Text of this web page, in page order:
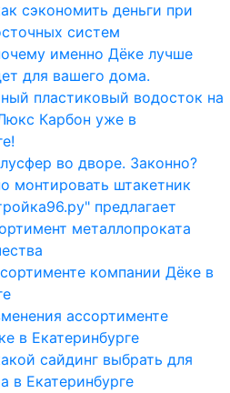
сэкономить деньги при
систем
именно Дёке лучше
для вашего дома.
пластиковый водосток на
Карбон уже в
во дворе. Законно?
монтировать штакетник
предлагает
металлопроката
компании Дёке в
ассортименте
в Екатеринбурге
сайдинг выбрать для
в Екатеринбурге